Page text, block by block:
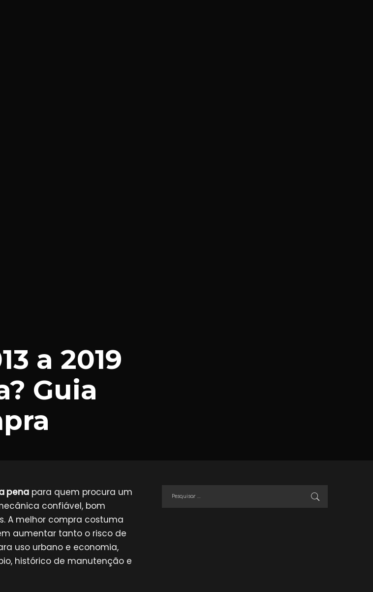
a 2019
Guia
pena para quem procura um
confiável, bom
A melhor compra costuma
aumentar tanto o risco de
uso urbano e economia,
histórico de manutenção e